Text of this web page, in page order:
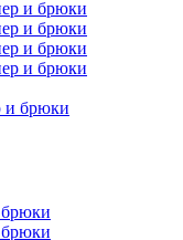
и брюки